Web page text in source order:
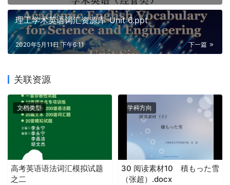
理工学术英语词汇资源库-Unit 6.ppt
下一篇
2020年5月11日 下午6:11
关联资源
文档类型
高考英语语法词汇模拟试题
之二
学科方向
30 阅读素材10 積もった雪
（张超）.docx